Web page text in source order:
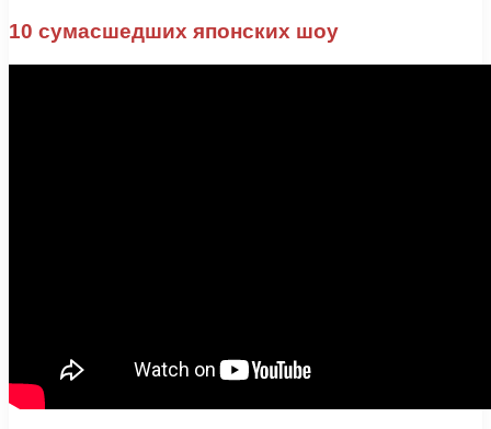
10 сумасшедших японских шоу